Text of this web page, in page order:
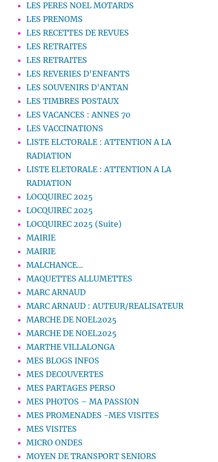
LES PERES NOEL MOTARDS
LES PRENOMS
LES RECETTES DE REVUES
LES RETRAITES
LES RETRAITES
LES REVERIES D'ENFANTS
LES SOUVENIRS D'ANTAN
LES TIMBRES POSTAUX
LES VACANCES : ANNES 70
LES VACCINATIONS
LISTE ELCTORALE : ATTENTION A LA
RADIATION
LISTE ELETORALE : ATTENTION A LA
RADIATION
LOCQUIREC 2025
LOCQUIREC 2025
LOCQUIREC 2025 (Suite)
MAIRIE
MAIRIE
MALCHANCE…
MAQUETTES ALLUMETTES
MARC ARNAUD
MARC ARNAUD : AUTEUR/REALISATEUR
MARCHE DE NOEL2025
MARCHE DE NOEL2025
MARTHE VILLALONGA
MES BLOGS INFOS
MES DECOUVERTES
MES PARTAGES PERSO
MES PHOTOS – MA PASSION
MES PROMENADES -MES VISITES
MES VISITES
MICRO ONDES
MOYEN DE TRANSPORT SENIORS